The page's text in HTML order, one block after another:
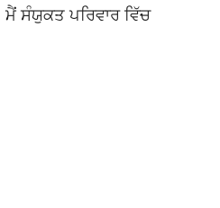
ਸੰਯੁਕਤ ਪਰਿਵਾਰ ਵਿੱਚ